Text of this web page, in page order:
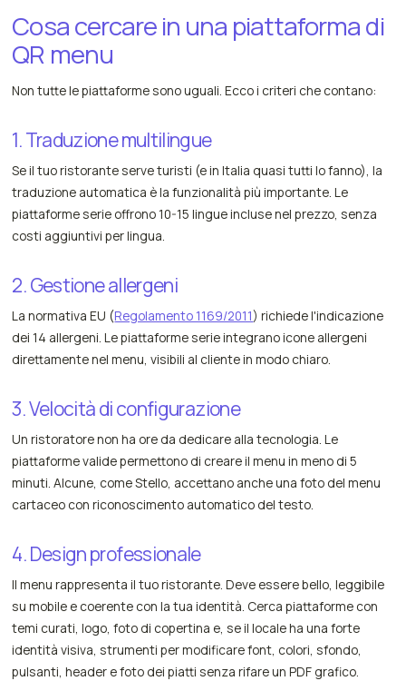
Cosa cercare in una piattaforma di
QR menu
Non tutte le piattaforme sono uguali. Ecco i criteri che contano:
1. Traduzione multilingue
Se il tuo ristorante serve turisti (e in Italia quasi tutti lo fanno), la
traduzione automatica è la funzionalità più importante. Le
piattaforme serie offrono 10-15 lingue incluse nel prezzo, senza
costi aggiuntivi per lingua.
2. Gestione allergeni
La normativa EU (Regolamento 1169/2011) richiede l'indicazione
dei 14 allergeni. Le piattaforme serie integrano icone allergeni
direttamente nel menu, visibili al cliente in modo chiaro.
3. Velocità di configurazione
Un ristoratore non ha ore da dedicare alla tecnologia. Le
piattaforme valide permettono di creare il menu in meno di 5
minuti. Alcune, come Stello, accettano anche una foto del menu
cartaceo con riconoscimento automatico del testo.
4. Design professionale
Il menu rappresenta il tuo ristorante. Deve essere bello, leggibile
su mobile e coerente con la tua identità. Cerca piattaforme con
temi curati, logo, foto di copertina e, se il locale ha una forte
identità visiva, strumenti per modificare font, colori, sfondo,
pulsanti, header e foto dei piatti senza rifare un PDF grafico.